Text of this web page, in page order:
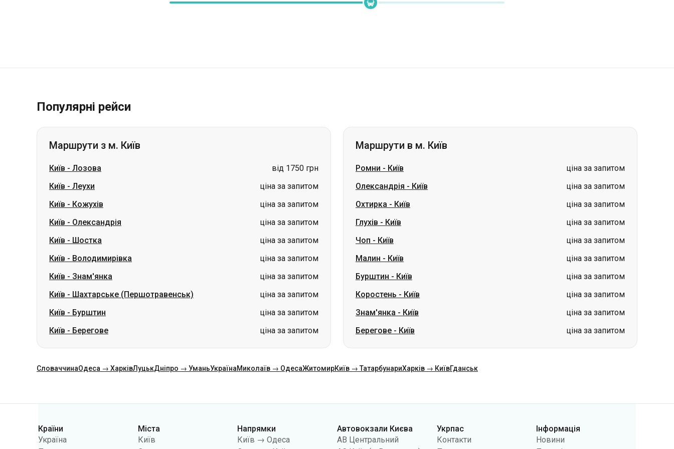
Популярні рейси
Маршрути з м. Київ
Київ - Лозова
від 1750 грн
Київ - Леухи
ціна за запитом
Київ - Кожухів
ціна за запитом
Київ - Олександрія
ціна за запитом
Київ - Шостка
ціна за запитом
Київ - Володимирівка
ціна за запитом
Київ - Знам'янка
ціна за запитом
Київ - Шахтарське (Першотравенськ)
ціна за запитом
Київ - Бурштин
ціна за запитом
Київ - Берегове ціна за запитом
Маршрути в м. Київ
Ромни - Київ
ціна за запитом
Олександрія - Київ
ціна за запитом
Охтирка - Київ
ціна за запитом
Глухів - Київ
ціна за запитом
Чоп - Київ
ціна за запитом
Малин - Київ
ціна за запитом
Бурштин - Київ
ціна за запитом
Коростень - Київ
ціна за запитом
Знам'янка - Київ
ціна за запитом
Берегове - Київ ціна за запитом
СловаччинаОдеса → ХарківЛуцькДніпро → УманьУкраїнаМиколаїв → ОдесаЖитомирКиїв → ТатарбунариХарків → КиївГданськ
Категорії
Країни
Україна
Міста
Київ
Напрямки
Київ → Одеса
Автовокзали Києва
АВ Центральний
Укрпас
Контакти
Інформація
Новини